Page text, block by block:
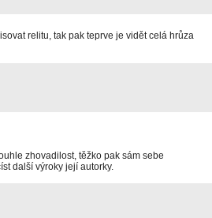
relitu, tak pak teprve je vidět celá hrůza
zhovadilost, těžko pak sám sebe
další výroky její autorky.